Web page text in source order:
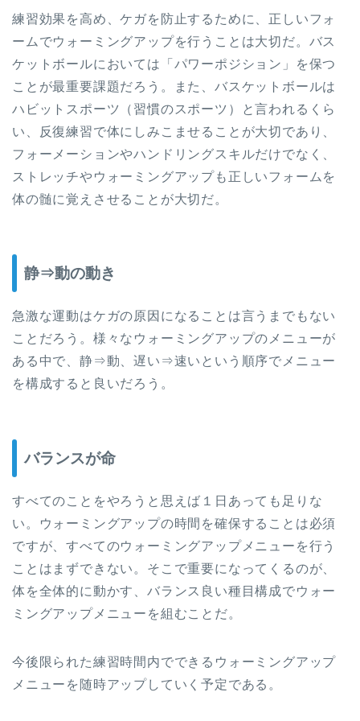
練習効果を高め、ケガを防止するために、正しいフォ
ームでウォーミングアップを行うことは大切だ。バス
ケットボールにおいては「パワーポジション」を保つ
ことが最重要課題だろう。また、バスケットボールは
ハビットスポーツ（習慣のスポーツ）と言われるくら
い、反復練習で体にしみこませることが大切であり、
フォーメーションやハンドリングスキルだけでなく、
ストレッチやウォーミングアップも正しいフォームを
体の髄に覚えさせることが大切だ。
静⇒動の動き
急激な運動はケガの原因になることは言うまでもない
ことだろう。様々なウォーミングアップのメニューが
ある中で、静⇒動、遅い⇒速いという順序でメニュー
を構成すると良いだろう。
バランスが命
すべてのことをやろうと思えば１日あっても足りな
い。ウォーミングアップの時間を確保することは必須
ですが、すべてのウォーミングアップメニューを行う
ことはまずできない。そこで重要になってくるのが、
体を全体的に動かす、バランス良い種目構成でウォー
ミングアップメニューを組むことだ。
今後限られた練習時間内でできるウォーミングアップ
メニューを随時アップしていく予定である。